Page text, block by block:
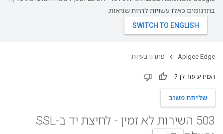
בתרגומים כאלו עשויות להיות שגיאות.
Apigee Edge פתרון בעיות
המידע עזר לך?
שליחת משוב
503 השירות לא זמין - לחיצת יד ב-SSL